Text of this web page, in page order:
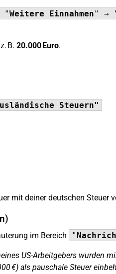
"Weitere Einnahmen" →
B. 20.000 Euro.
Steuern"
mit deiner deutschen Steuer
im Bereich "
US-Arbeitgebers wurden
€) als pauschale Steuer